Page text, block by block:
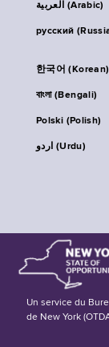
العربية (Arabic)
русский
한국어 (Korean)
বাংলা (Bengali)
Polski (Polish)
اردو (Urdu)
Un service du
de New York